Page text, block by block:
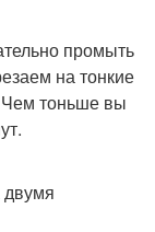
промыть
на тонкие
Чем тоньше вы